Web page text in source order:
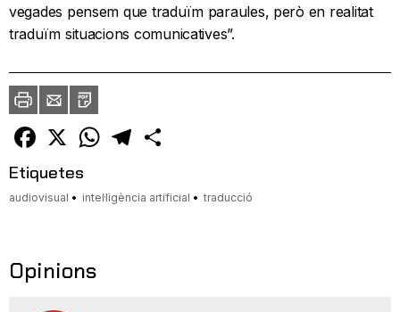
vegades pensem que traduïm paraules, però en realitat
traduïm situacions comunicatives”.
ImprimirEnvia
un
amic
PDF
Facebook
X WhatsAppTelegram
Etiquetes
audiovisual intel·ligència artificial traducció
Opinions